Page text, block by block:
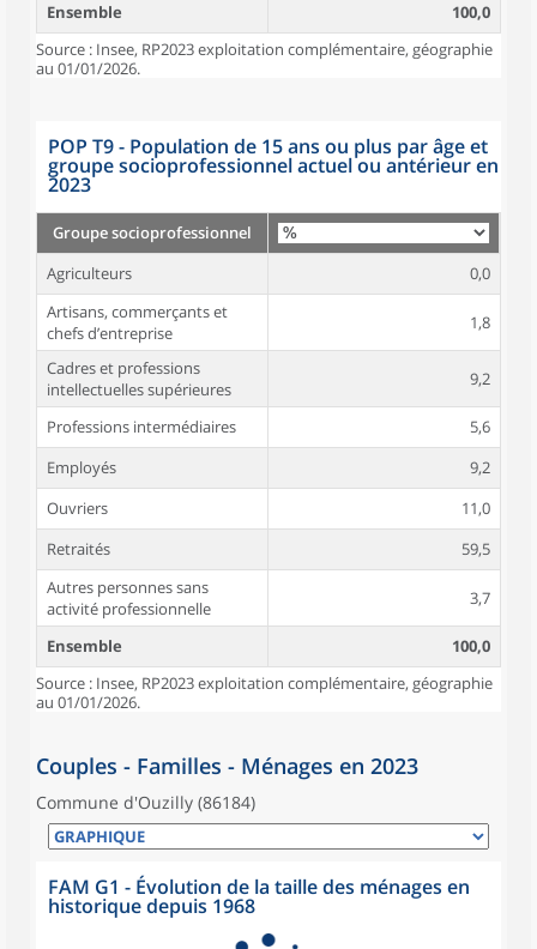
Ensemble
100,0
Source : Insee, RP2023 exploitation complémentaire, géographie
au 01/01/2026.
POP T9 - Population de 15 ans ou plus par âge et
groupe socioprofessionnel actuel ou antérieur en
2023
Groupe socioprofessionnel
Agriculteurs
0,0
Artisans, commerçants et
chefs d’entreprise
1,8
Cadres et professions
intellectuelles supérieures
9,2
Professions intermédiaires
5,6
Employés
9,2
Ouvriers
11,0
Retraités
59,5
Autres personnes sans
activité professionnelle
3,7
Ensemble
100,0
Source : Insee, RP2023 exploitation complémentaire, géographie
au 01/01/2026.
Couples - Familles - Ménages en 2023
Commune d'Ouzilly (86184)
FAM G1 - Évolution de la taille des ménages en
historique depuis 1968